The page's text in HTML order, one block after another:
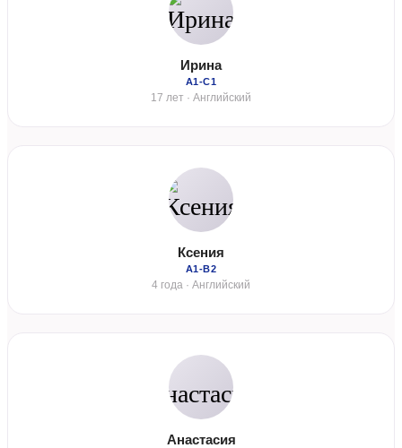
Ирина
А1-С1
17 лет · Английский
Ксения
А1-В2
4 года · Английский
Анастасия